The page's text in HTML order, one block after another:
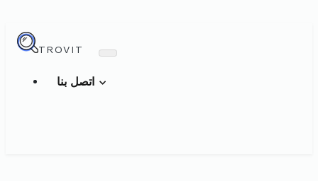
TROVIT